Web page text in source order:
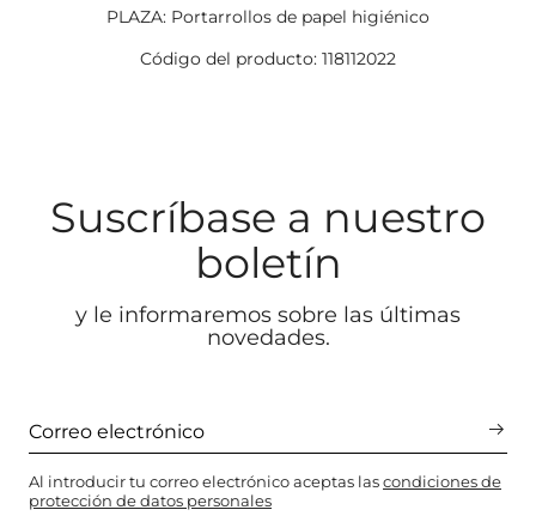
PLAZA: Portarrollos de papel higiénico
Código del producto: 118112022
Suscríbase a nuestro
boletín
y le informaremos sobre las últimas
novedades.
Al introducir tu correo electrónico aceptas lascondiciones de
protección de datos personales